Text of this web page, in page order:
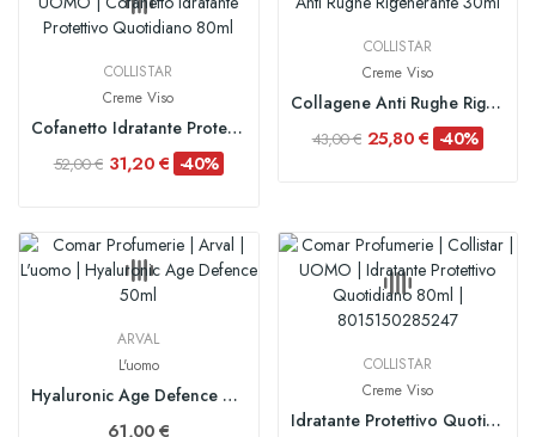
COLLISTAR
Creme Viso
Cofanetto Idratante Protettivo Quotidiano 80ml
52,00 € 31,20 € -40%
COLLISTAR
Creme Viso
Collagene Anti Rughe Rigenerante 30ml
43,00 € 25,80 € -40%
ARVAL
L'uomo
Hyaluronic Age Defence 50ml
61,00 €
COLLISTAR
Creme Viso
Idratante Protettivo Quotidiano 80ml